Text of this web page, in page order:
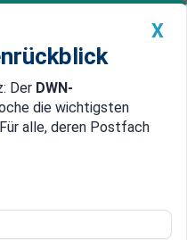
Geldanlage Premium
China
X
Der DWN-
die wichtigsten
alle, deren Postfach